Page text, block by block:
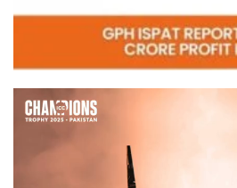
Video
Player